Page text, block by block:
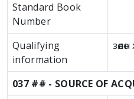
Standard Book
Number
Qualifying
information
037 ## - SOURCE OF